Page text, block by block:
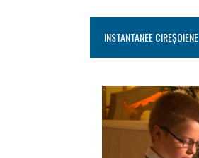
INSTANTANEE CIREȘOIENE